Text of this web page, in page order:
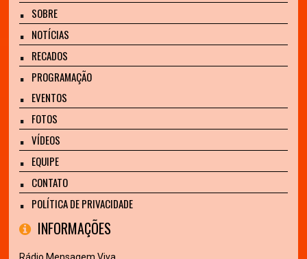
SOBRE
NOTÍCIAS
RECADOS
PROGRAMAÇÃO
EVENTOS
FOTOS
VÍDEOS
EQUIPE
CONTATO
POLÍTICA DE PRIVACIDADE
INFORMAÇÕES